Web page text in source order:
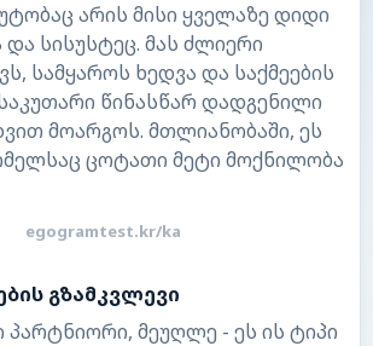
არის მისი ყველაზე დიდი
და სისუსტეც. მას ძლიერი
სამყაროს ხედვა და საქმეების
წინასწარ დადგენილი
მოარგოს. მთლიანობაში, ეს
ცოტათი მეტი მოქნილობა
egogramtest.kr/ka
გზამკვლევი
მეუღლე - ეს ის ტიპი